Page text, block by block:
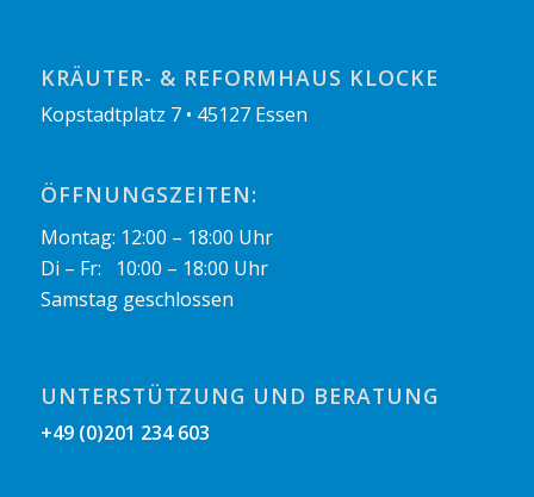
KRÄUTER- & REFORMHAUS KLOCKE
Kopstadtplatz 7 • 45127 Essen
ÖFFNUNGSZEITEN:
Montag: 12:00 – 18:00 Uhr
Di – Fr: 10:00 – 18:00 Uhr
Samstag geschlossen
UNTERSTÜTZUNG UND BERATUNG
+49 (0)201 234 603